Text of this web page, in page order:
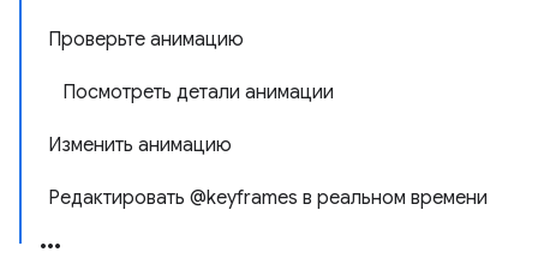
Проверьте анимацию
Посмотреть детали анимации
Изменить анимацию
Редактировать @keyframes в реальном времени